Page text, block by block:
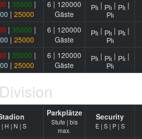
| 35000 |
| 25000
6 | 120000
Gäste
| | |
| 35000 |
| 25000
6 | 120000
Gäste
| | |
| 35000 |
| 25000
6 | 120000
Gäste
| | |
| H | N | S
Parkplätze
Stufe | bis
max.
Security
E | S | P | S